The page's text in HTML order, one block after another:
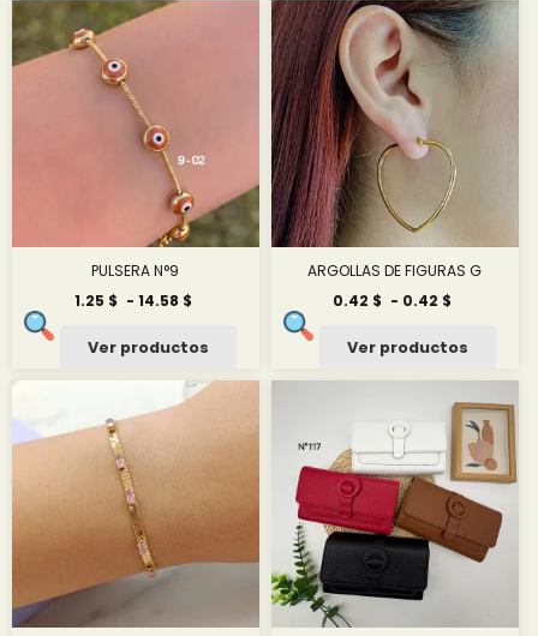
PULSERA N°9
1.25 $ - 14.58 $
desde
1.25 $
hasta
Ver productos
ARGOLLAS DE FIGURAS G
0.42 $ - 0.42 $
desde
0.42 $
0.42 $
Ver productos